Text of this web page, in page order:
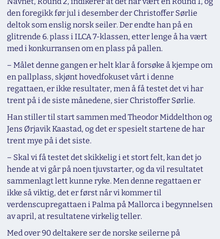
den foregikk før jul i desember der Christoffer Sørlie
deltok som enslig norsk seiler. Der endte han på en
glitrende 6. plass i ILCA 7-klassen, etter lenge å ha vært
med i konkurransen om en plass på pallen.
– Målet denne gangen er helt klar å forsøke å kjempe om
en pallplass, skjønt hovedfokuset vårt i denne
regattaen, er ikke resultater, men å få testet det vi har
trent på i de siste månedene, sier Christoffer Sørlie.
Han stiller til start sammen med Theodor Middelthon og
Jens Ørjavik Kaastad, og det er spesielt startene de har
trent mye på i det siste.
– Skal vi få testet det skikkelig i et stort felt, kan det jo
hende at vi går på noen tjuvstarter, og da vil resultatet
sammenlagt lett kunne ryke. Men denne regattaen er
ikke så viktig, det er først når vi kommer til
verdenscupregattaen i Palma på Mallorca i begynnelsen
av april, at resultatene virkelig teller.
Med over 90 deltakere ser de norske seilerne på